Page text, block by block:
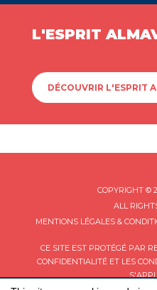
L'ESPRIT
DÉCOUVRIR L'ESPRIT
COPYRIGHT ©
ALL
MENTIONS LÉGALES &
CE SITE EST PROTÉGÉ PAR
CONFIDENTIALITÉET LES